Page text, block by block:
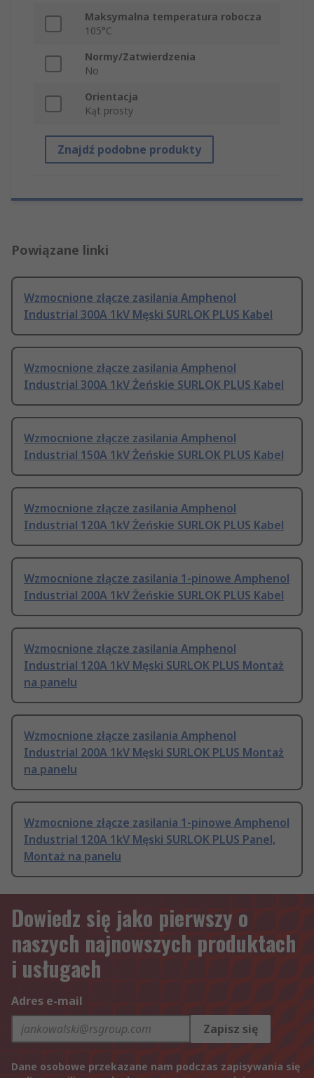
Maksymalna temperatura robocza
105°C
Normy/Zatwierdzenia
No
Orientacja
Kąt prosty
Znajdź podobne produkty
Powiązane linki
Wzmocnione złącze zasilania Amphenol
Industrial 300A 1kV Męski SURLOK PLUS Kabel
Wzmocnione złącze zasilania Amphenol
Industrial 300A 1kV Żeńskie SURLOK PLUS Kabel
Wzmocnione złącze zasilania Amphenol
Industrial 150A 1kV Żeńskie SURLOK PLUS Kabel
Wzmocnione złącze zasilania Amphenol
Industrial 120A 1kV Żeńskie SURLOK PLUS Kabel
Wzmocnione złącze zasilania 1-pinowe Amphenol
Industrial 200A 1kV Żeńskie SURLOK PLUS Kabel
Wzmocnione złącze zasilania Amphenol
Industrial 120A 1kV Męski SURLOK PLUS Montaż
na panelu
Wzmocnione złącze zasilania Amphenol
Industrial 200A 1kV Męski SURLOK PLUS Montaż
na panelu
Wzmocnione złącze zasilania 1-pinowe Amphenol
Industrial 120A 1kV Męski SURLOK PLUS Panel,
Montaż na panelu
Dowiedz się jako pierwszy o
naszych najnowszych produktach
i usługach
Adres e-mail
Zapisz się
Dane osobowe przekazane nam podczas zapisywania się